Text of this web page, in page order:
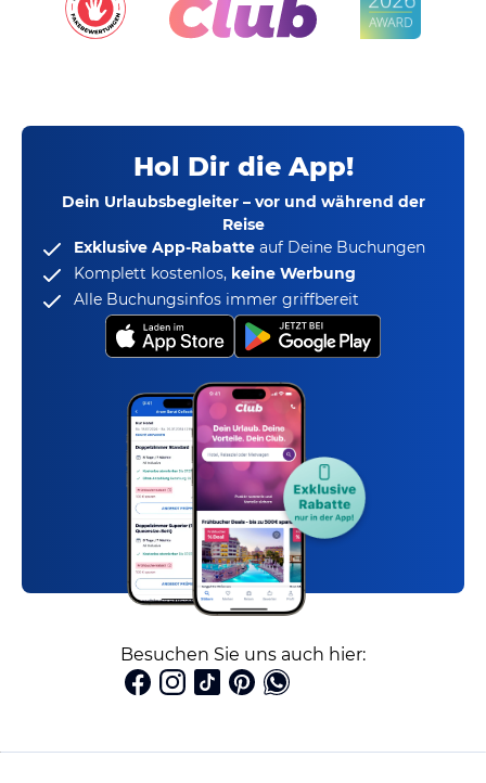
Hol Dir die App!
Dein Urlaubsbegleiter – vor und während der
Reise
Exklusive App-Rabatte auf Deine Buchungen
Komplett kostenlos, keine Werbung
Alle Buchungsinfos immer griffbereit
Besuchen Sie uns auch hier: